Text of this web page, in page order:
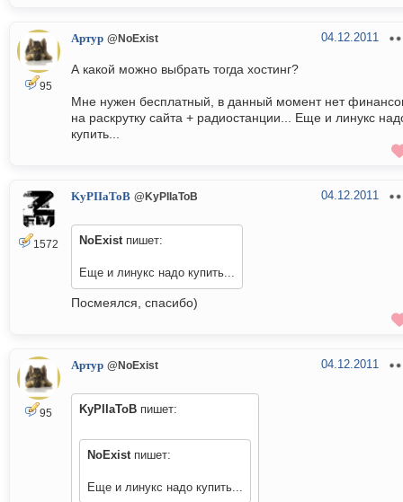
95
Артур @NoExist 04.12.2011
А какой можно выбрать тогда хостинг?
Мне нужен бесплатный, в данный момент нет
на раскрутку сайта + радиостанции... Еще и линукс
купить...
1572
KyPIIaToB @KyPIIaToB 04.12.2011
NoExistпишет:
Еще и линукс надо купить...
Посмеялся, спасибо)
95
Артур @NoExist 04.12.2011
KyPIIaToB пишет:
NoExistпишет:
Еще и линукс надо купить...